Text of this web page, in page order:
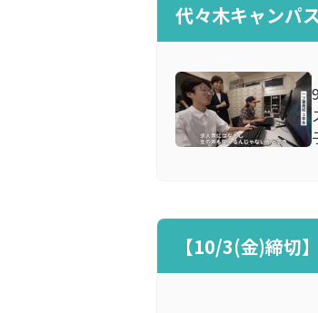
代々木キャンパ
【10/3(金)締切